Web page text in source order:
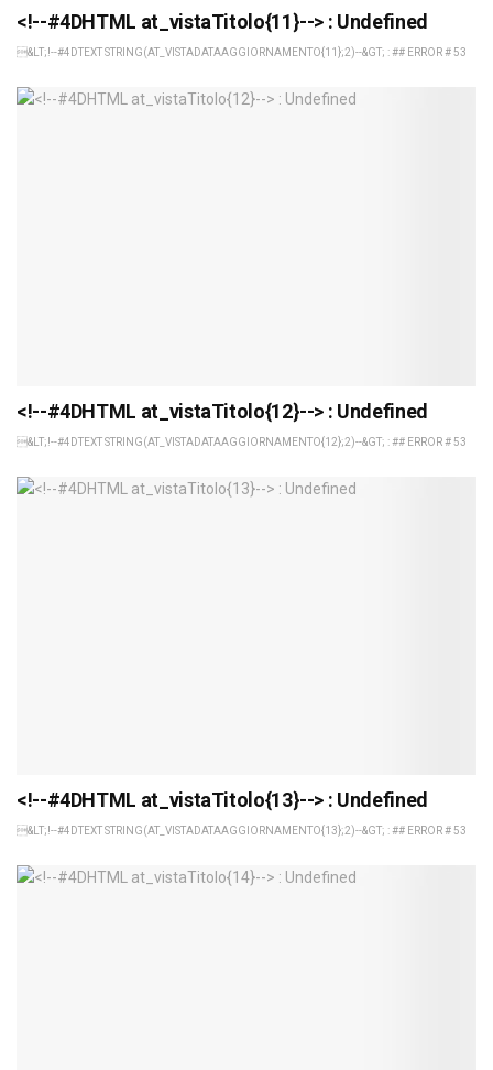
<!--#4DHTML at_vistaTitolo{11}--> : Undefined
&LT;!--#4DTEXT STRING(AT_VISTADATAAGGIORNAMENTO{11};2)--&GT; : ## ERROR # 53
<!--#4DHTML at_vistaTitolo{12}--> : Undefined
&LT;!--#4DTEXT STRING(AT_VISTADATAAGGIORNAMENTO{12};2)--&GT; : ## ERROR # 53
<!--#4DHTML at_vistaTitolo{13}--> : Undefined
&LT;!--#4DTEXT STRING(AT_VISTADATAAGGIORNAMENTO{13};2)--&GT; : ## ERROR # 53